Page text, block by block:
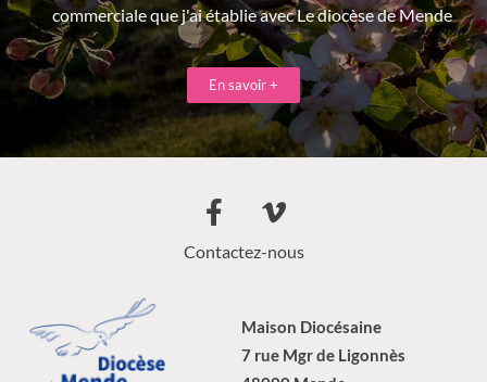
commerciale que j'ai établie avec Le diocèse de Mende
En savoir +
Contactez-nous
Maison Diocésaine
7 rue Mgr de Ligonnès